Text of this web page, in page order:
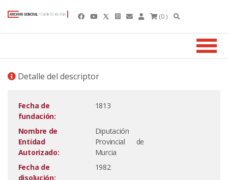
(0 )
Detalle del descriptor
Fecha de
fundación:
1813
Nombre de
Entidad
Autorizado:
Diputación
Provincial de
Murcia
Fecha de
disolución:
1982